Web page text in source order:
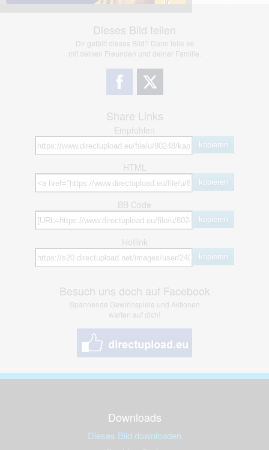
Dieses Bild teilen
Dir gefällt dieses Bild? Dann teile es
mit deinen Freunden und deiner Familie.
Share Links
Empfohlen
kopieren
HTML
kopieren
BB Code
kopieren
Hotlink
kopieren
Besuch uns doch auf Facebook
Spannende Gewinnspiele und Aktionen
warten auf dich!
Downloads
Dieses Bild downloaden